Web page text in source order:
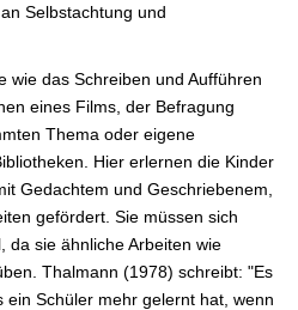
Selbstachtung und
wie das Schreiben und Aufführen
eines Films, der Befragung
Thema oder eigene
Hier erlernen die Kinder
Gedachtem und Geschriebenem,
gefördert. Sie müssen sich
da sie ähnliche Arbeiten wie
Thalmann (1978) schreibt: "Es
Schüler mehr gelernt hat, wenn